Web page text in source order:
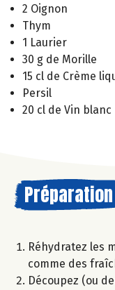
2 Oignon
Thym
1 Laurier
30 g de Morille
15 cl de Crème
Persil
20 cl de Vin blanc
Préparation
Réhydratez les
comme des
Découpez (ou